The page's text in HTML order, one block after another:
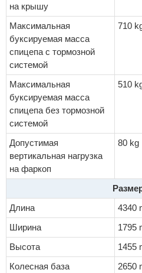
на крышу
Максимальная
буксируемая масса
спицепа с тормозной
системой
710
Максимальная
буксируемая масса
спицепа без тормозной
системой
510
Допустимая
вертикальная нагрузка
на фаркоп
80 kg
Длина
4340
Ширина
1795
Высота
1455
Колесная база
2650